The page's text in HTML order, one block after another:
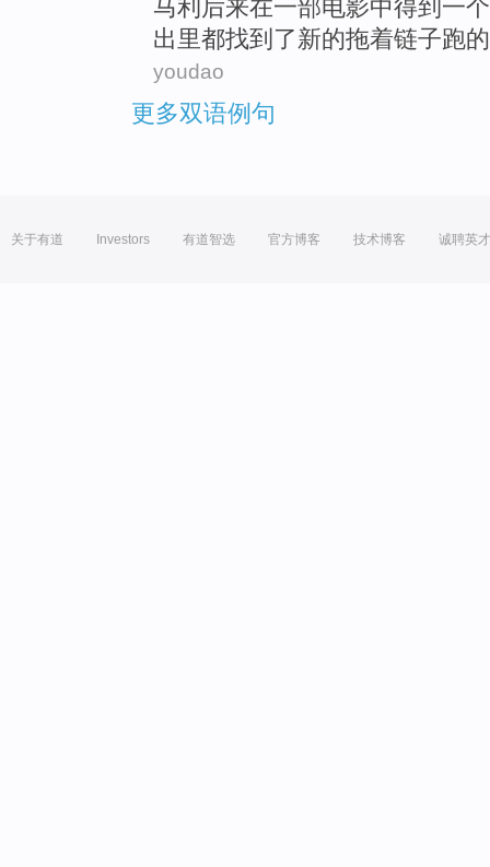
马利 后来在一部电影中得到 一个
出里都找到 了新的拖着链子跑的
youdao
更多双语例句
关于有道 Investors 有道智选 官方博客 技术博客 诚聘英才